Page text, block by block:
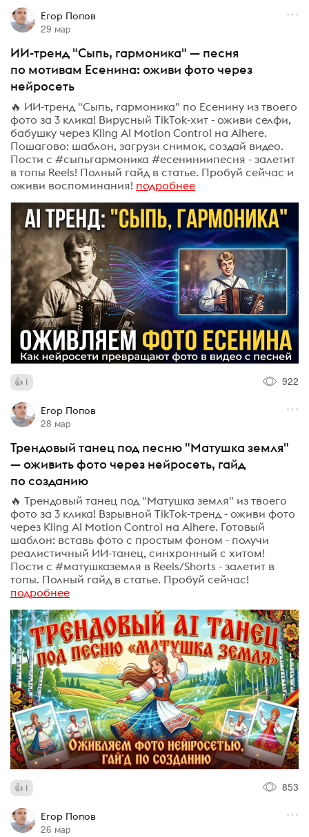
Егор Попов
29 мар
ИИ-тренд "Сыпь, гармоника" — песня
по мотивам Есенина: оживи фото через
нейросеть
🔥 ИИ-тренд "Сыпь, гармоника" по Есенину из твоего
фото за 3 клика! Вирусный TikTok-хит - оживи селфи,
бабушку через Kling AI Motion Control на Aihere.
Пошагово: шаблон, загрузи снимок, создай видео.
Пости с #сыпьгармоника #есениниипесня - залетит
в топы Reels! Полный гайд в статье. Пробуй сейчас и
оживи воспоминания! подробнее
1 922
Егор Попов
28 мар
Трендовый танец под песню "Матушка земля"
— оживить фото через нейросеть, гайд
по созданию
🔥 Трендовый танец под "Матушка земля" из твоего
фото за 3 клика! Взрывной TikTok-тренд - оживи фото
через Kling AI Motion Control на Aihere. Готовый
шаблон: вставь фото с простым фоном - получи
реалистичный ИИ-танец, синхронный с хитом!
Пости с #матушказемля в Reels/Shorts - залетит в
топы. Полный гайд в статье. Пробуй сейчас!
подробнее
1 853
Егор Попов
26 мар